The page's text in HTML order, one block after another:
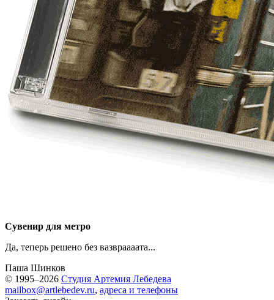
Сувенир для метро
Да, теперь решено без вазвраааата...
Паша Шинков
© 1995–2026 Студия Артемия Лебедева
mailbox@artlebedev.ru, адреса и телефоны